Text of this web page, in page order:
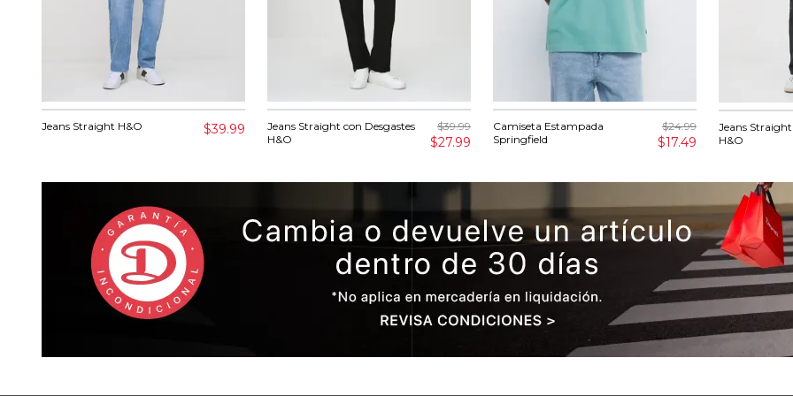
Jeans Straight H&O $39.99
Jeans Straight con Desgastes
H&O
$39.99
$27.99
Camiseta Estampada
Springfield
$24.99
$17.49
Jeans
H&O